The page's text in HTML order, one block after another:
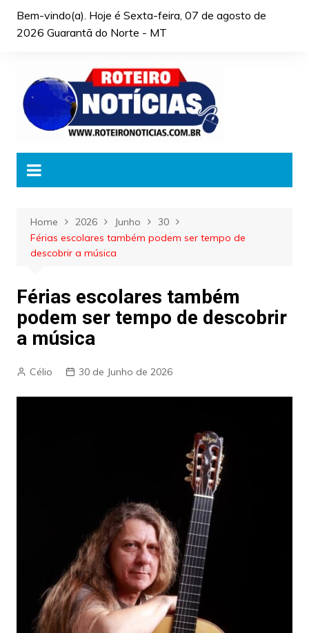
Bem-vindo(a). Hoje é Sexta-feira, 07 de agosto de
2026 Guarantã do Norte - MT
Home 2026 Junho
30
Férias escolares também podem ser tempo de
descobrir a música
Férias escolares também
podem ser tempo de descobrir
a música
Célio 30 de Junho de 2026